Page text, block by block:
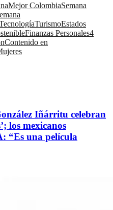
Mejor ColombiaSemana
TurismoEstados
Finanzas Personales4
Contenido en
Iñárritu celebran
los mexicanos
“Es una película